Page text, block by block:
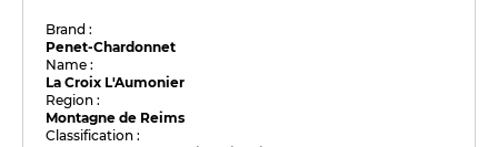
Brand :
Penet-Chardonnet
Name :
La Croix L'Aumonier
Region :
Montagne de Reims
Classification :